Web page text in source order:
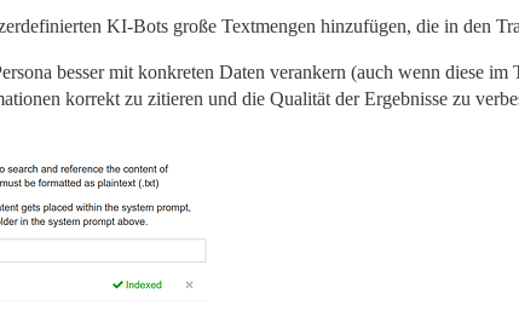
KI-Bots große Textmengen hinzufügen, die in den
besser mit konkreten Daten verankern (auch wenn diese
korrekt zu zitieren und die Qualität der Ergebnisse zu